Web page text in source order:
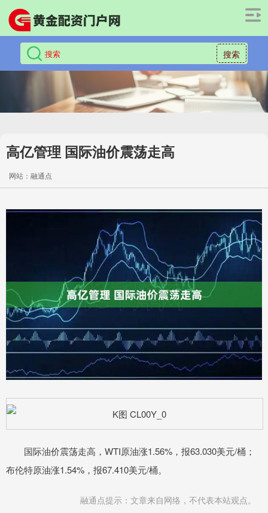
搜索
高亿管理 国际油价震荡走高
网站：融通点
国际油价震荡走高，WTI原油涨1.56%，报63.030美元/桶；
布伦特原油涨1.54%，报67.410美元/桶。
融通点提示：文章来自网络，不代表本站观点。